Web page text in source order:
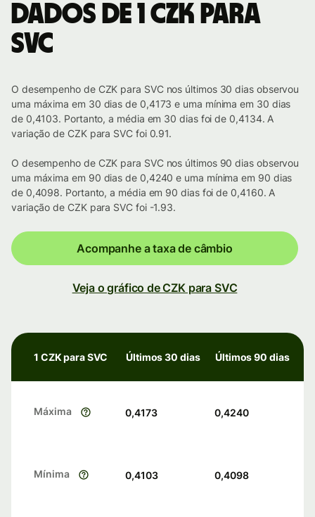
Dados de 1 CZK para
SVC
O desempenho de CZK para SVC nos últimos 30 dias observou
uma máxima em 30 dias de 0,4173 e uma mínima em 30 dias
de 0,4103. Portanto, a média em 30 dias foi de 0,4134. A
variação de CZK para SVC foi 0.91.
O desempenho de CZK para SVC nos últimos 90 dias observou
uma máxima em 90 dias de 0,4240 e uma mínima em 90 dias
de 0,4098. Portanto, a média em 90 dias foi de 0,4160. A
variação de CZK para SVC foi -1.93.
Acompanhe a taxa de câmbio
Veja o gráfico de CZK para SVC
1 CZK para SVC Últimos 30 dias Últimos 90 dias
Máxima 0,4173 0,4240
Mínima 0,4103 0,4098